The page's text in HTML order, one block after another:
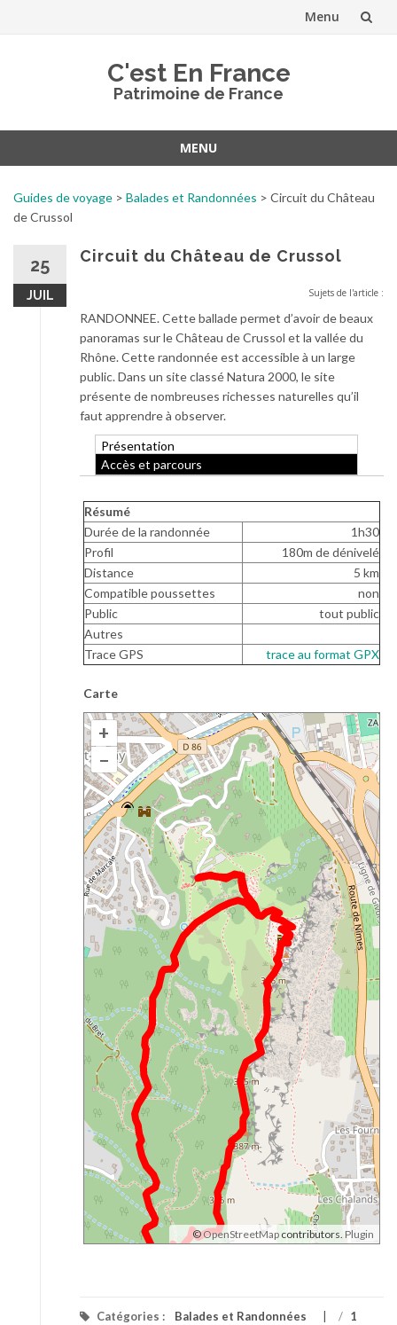
Menu
C'est En France
Patrimoine de France
MENU
contenu
Guides de voyage > Balades et Randonnées > Circuit du Château
de Crussol
25
JUIL
Circuit du Château de Crussol
Sujets de l'article :
RANDONNEE. Cette ballade permet d’avoir de beaux
panoramas sur le Château de Crussol et la vallée du
Rhône. Cette randonnée est accessible à un large
public. Dans un site classé Natura 2000, le site
présente de nombreuses richesses naturelles qu’il
faut apprendre à observer.
Présentation
Accès et parcours
Résumé
Durée de la randonnée
1h30
Profil
180m de dénivelé
Distance
5 km
Compatible poussettes
non
Public
tout public
Autres
Trace GPS
trace au format GPX
Carte
+
–
©OpenStreetMap contributors. Plugin
Catégories : Balades et Randonnées / 1